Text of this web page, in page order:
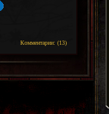
Комментарии: (13)